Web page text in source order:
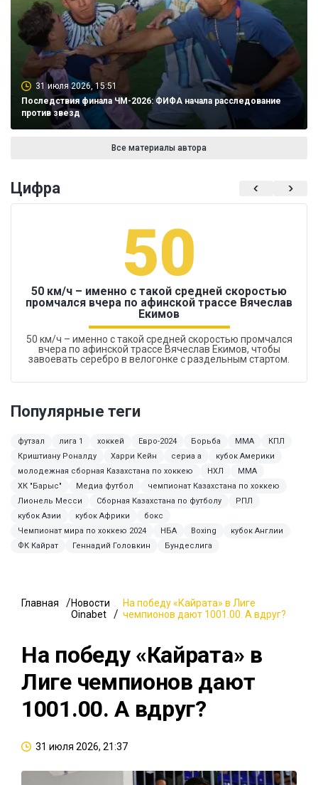
31 июля 2026, 15:51
Последствия финала ЧМ-2026: ФИФА начала расследование
против звезд
Все материалы автора
Цифра
50
50 км/ч – именно с такой средней скоростью
промчался вчера по афинской трассе Вячеслав
Екимов
50 км/ч – именно с такой средней скоростью промчался
вчера по афинской трассе Вячеслав Екимов, чтобы
завоевать серебро в велогонке с раздельным стартом.
Популярные теги
футзал лига 1 хоккей Евро-2024 Борьба ММА
КПЛ
Криштиану Роналду
Харри Кейн сериа а
кубок Америки
молодежная сборная Казахстана по хоккею
НХЛ
MMA
ХК "Барыс"
Медиа футбол
чемпионат Казахстана по хоккею
Лионель Месси
Сборная Казахстана по футболу
РПЛ
кубок Азии
кубок Африки
бокс
Чемпионат мира по хоккею 2024
НБА Boxing
кубок Англии
ФК Кайрат
Геннадий Головкин Бундеслига
Главная
Новости
Oinabet
На победу «Кайрата» в Лиге
чемпионов дают 1001.00. А вдруг?
На победу «Кайрата» в
Лиге чемпионов дают
1001.00. А вдруг?
31 июля 2026, 21:37